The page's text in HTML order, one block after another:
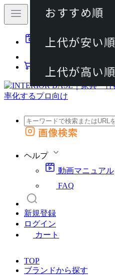
動画マニュアル
カート
外部サイトの商品をカートに追加
画像検索
ヘルプ
動画マニュアル
FAQ
新規登録
ログイン
カート
TOP
ブランドから探す
おすすめ順
上代が安い順
上代が高い順